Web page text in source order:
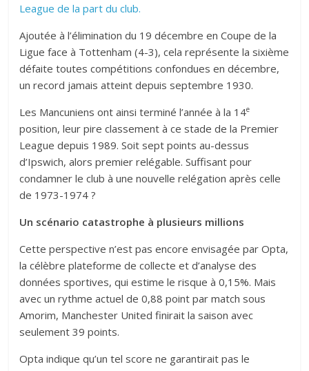
League de la part du club.
Ajoutée à l’élimination du 19 décembre en Coupe de la
Ligue face à Tottenham (4-3), cela représente la sixième
défaite toutes compétitions confondues en décembre,
un record jamais atteint depuis septembre 1930.
Les Mancuniens ont ainsi terminé l’année à la 14e
position, leur pire classement à ce stade de la Premier
League depuis 1989. Soit sept points au-dessus
d’Ipswich, alors premier relégable. Suffisant pour
condamner le club à une nouvelle relégation après celle
de 1973-1974 ?
Un scénario catastrophe à plusieurs millions
Cette perspective n’est pas encore envisagée par Opta,
la célèbre plateforme de collecte et d’analyse des
données sportives, qui estime le risque à 0,15%. Mais
avec un rythme actuel de 0,88 point par match sous
Amorim, Manchester United finirait la saison avec
seulement 39 points.
Opta indique qu’un tel score ne garantirait pas le